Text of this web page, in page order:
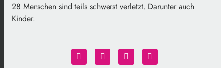
28 Menschen sind teils schwerst verletzt. Darunter auch
Kinder.